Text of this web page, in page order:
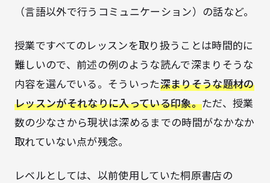
（言語以外で行うコミュニケーション）の話など。
授業ですべてのレッスンを取り扱うことは時間的に
難しいので、前述の例のような読んで深まりそうな
内容を選んでいる。そういった深まりそうな題材の
レッスンがそれなりに入っている印象。ただ、授業
数の少なさから現状は深めるまでの時間がなかなか
取れていない点が残念。
レベルとしては、以前使用していた桐原書店の